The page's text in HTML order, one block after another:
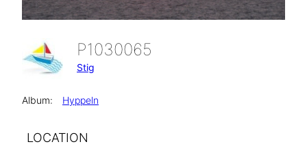
P1030065
Stig
Album: Hyppeln
LOCATION